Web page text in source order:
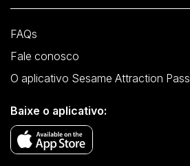
FAQs
Fale conosco
O aplicativo Sesame Attraction Pass
Baixe o aplicativo: